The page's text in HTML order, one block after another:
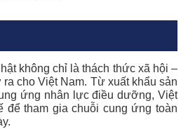
không chỉ là thách thức xã hội –
cho Việt Nam. Từ xuất khẩu sản
ứng nhân lực điều dưỡng, Việt
để tham gia chuỗi cung ứng toàn